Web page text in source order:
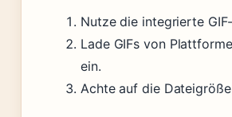
Nutze die integrierte
Lade GIFs von
ein.
Achte auf die